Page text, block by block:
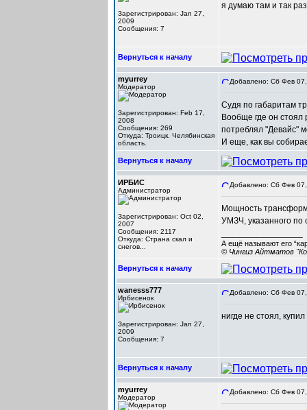
Зарегистрирован: Jan 27,
2009
Сообщения: 7
я думаю там и так
Вернуться к началу
myurrey
Модератор
Зарегистрирован: Feb 17,
2008
Сообщения: 269
Откуда: Троицк. Челябинская
область.
Добавлено: Сб Фев
Судя по габаритам
Вообще где он стоял
потреблял "Девайс"
И еще, как вы
Вернуться к началу
ИРБИС
Администратор
Зарегистрирован: Oct 02,
2007
Сообщения: 2117
Откуда: Cтрана скал и
снегов...
Добавлено: Сб Фев
Мощность
УМЗЧ, указанного по
А ещё называют его
© Чингиз Айтматов
Вернуться к началу
wanesss777
Ирбисенок
Зарегистрирован: Jan 27,
2009
Сообщения: 7
Добавлено: Сб Фев
нигде не стоял,
Вернуться к началу
myurrey
Модератор
Добавлено: Сб Фев